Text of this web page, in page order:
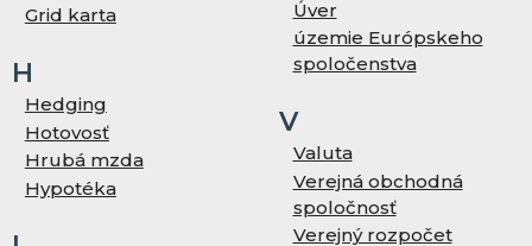
Grid karta
H
Hedging
Hotovosť
Hrubá mzda
Hypotéka
Úver
územie Európskeho
spoločenstva
V
Valuta
Verejná obchodná
spoločnosť
Verejný rozpočet